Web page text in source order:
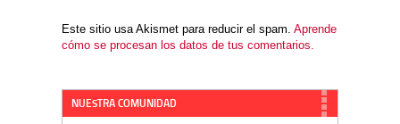
Este sitio usa Akismet para reducir el spam. Aprende
cómo se procesan los datos de tus comentarios.
NUESTRA COMUNIDAD